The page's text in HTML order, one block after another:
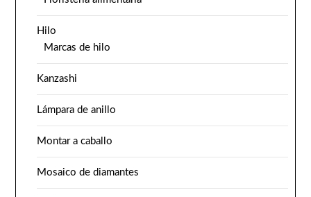
Hilo
Marcas de hilo
Kanzashi
Lámpara de anillo
Montar a caballo
Mosaico de diamantes